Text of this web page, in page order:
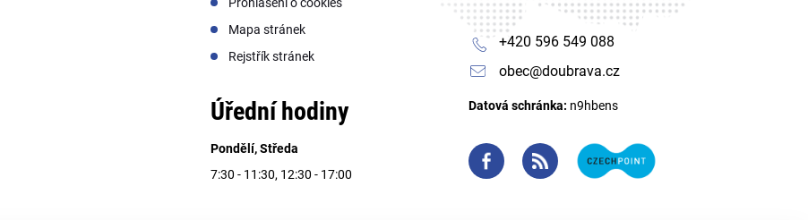
Mapa stránek
Rejstřík stránek
Úřední hodiny
Pondělí, Středa
7:30 - 11:30, 12:30 - 17:00
+420 596 549 088
obec@doubrava.cz
Datová schránka: n9hbens